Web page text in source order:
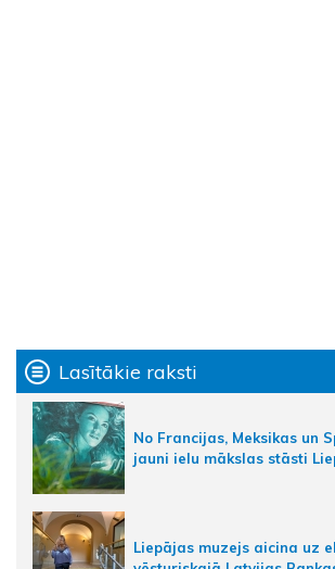
Lasītākie raksti
No Francijas, Meksikas un
jauni ielu mākslas stāsti
Liepājas muzejs aicina uz